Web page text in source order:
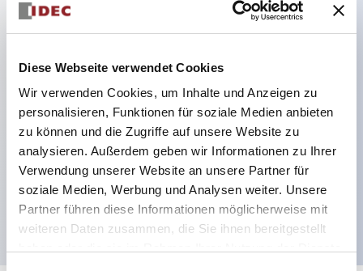
Diese Webseite verwendet Cookies
Wir verwenden Cookies, um Inhalte und Anzeigen zu
personalisieren, Funktionen für soziale Medien anbieten
zu können und die Zugriffe auf unsere Website zu
analysieren. Außerdem geben wir Informationen zu Ihrer
Verwendung unserer Website an unsere Partner für
soziale Medien, Werbung und Analysen weiter. Unsere
Partner führen diese Informationen möglicherweise mit
weiteren Daten zusammen, die Sie ihnen bereitgestellt
2-Kontakt-Block mit 2 Stufen, ermöglicht eine 4-
Kontakt-Konfiguration (Gewährleistung der
Isolierung zwischen den 2 Kontakten).
59,9 mm (※ 22-stufiger Kontaktblock).
Platzsparendes Design möglich.
Sicherheitsstruktur der 3. Generation: 2-Aktions-
Freisetzung, integrierter Schutz, IP20-
Fingerschutzstruktur